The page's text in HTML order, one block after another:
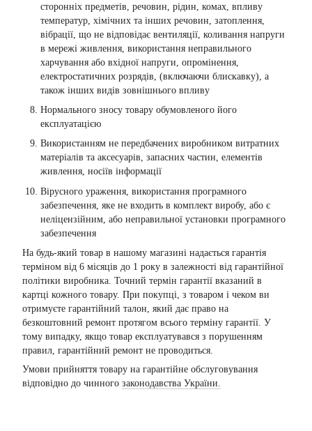
сторонніх предметів, речовин, рідин, комах, впливу
температур, хімічних та інших речовин, затоплення,
вібрації, що не відповідає вентиляції, коливання напруги
в мережі живлення, використання неправильного
харчування або вхідної напруги, опромінення,
електростатичних розрядів, (включаючи блискавку), а
також інших видів зовнішнього впливу
Нормального зносу товару обумовленого його
експлуатацією
Використанням не передбачених виробником витратних
матеріалів та аксесуарів, запасних частин, елементів
живлення, носіїв інформації
Вірусного ураження, використання програмного
забезпечення, яке не входить в комплект виробу, або є
неліцензійним, або неправильної установки програмного
забезпечення
На будь-який товар в нашому магазині надається гарантія
терміном від 6 місяців до 1 року в залежності від гарантійної
політики виробника. Точний термін гарантії вказаний в
картці кожного товару. При покупці, з товаром і чеком ви
отримуєте гарантійний талон, який дає право на
безкоштовний ремонт протягом всього терміну гарантії. У
тому випадку, якщо товар експлуатувався з порушенням
правил, гарантійний ремонт не проводиться.
Умови прийняття товару на гарантійне обслуговування
відповідно до чинного законодавства України.